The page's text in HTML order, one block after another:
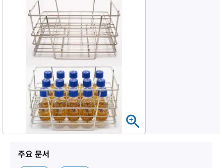
주요 문서